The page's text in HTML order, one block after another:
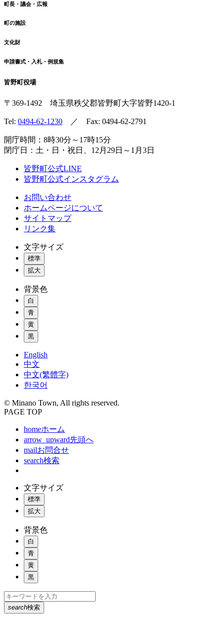
町長・議会・広報
町の施設
文化財
申請書式・入札・例規集
皆野町役場
〒369-1492 埼玉県秩父郡皆野町大字皆野1420-1
Tel: 0494-62-1230 ／ Fax: 0494-62-2791
開庁時間：8時30分～17時15分
閉庁日：土・日・祝日、12月29日～1月3日
皆野町公式LINE
皆野町公式インスタグラム
お問い合わせ
ホームページについて
サイトマップ
リンク集
文字サイズ
標準
拡大
背景色
白
青
黄
黒
English
中文
中文(繁體字)
한국어
© Minano Town, All rights reserved.
PAGE TOP
homeホーム
arrow_upward先頭へ
mailお問合せ
search検索
文字サイズ
標準
拡大
背景色
白
青
黄
黒
search検索